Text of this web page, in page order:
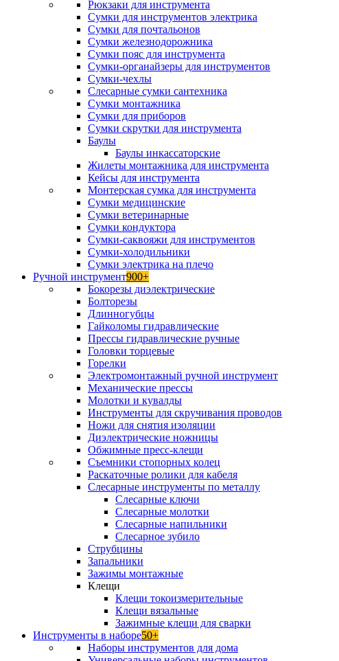
Рюкзаки для инструмента
Сумки для инструментов электрика
Сумки для почтальонов
Сумки железнодорожника
Сумки пояс для инструмента
Сумки-органайзеры для инструментов
Сумки-чехлы
Слесарные сумки сантехника
Сумки монтажника
Сумки для приборов
Сумки скрутки для инструмента
Баулы
Баулы инкассаторские
Жилеты монтажника для инструмента
Кейсы для инструмента
Монтерская сумка для инструмента
Сумки медицинские
Сумки ветеринарные
Сумки кондуктора
Сумки-саквояжи для инструментов
Сумки-холодильники
Сумки электрика на плечо
Ручной инструмент900+
Бокорезы диэлектрические
Болторезы
Длинногубцы
Гайколомы гидравлические
Прессы гидравлические ручные
Головки торцевые
Горелки
Электромонтажный ручной инструмент
Механические прессы
Молотки и кувалды
Инструменты для скручивания проводов
Ножи для снятия изоляции
Диэлектрические ножницы
Обжимные пресс-клещи
Съемники стопорных колец
Раскаточные ролики для кабеля
Слесарные инструменты по металлу
Слесарные ключи
Слесарные молотки
Слесарные напильники
Слесарное зубило
Струбцины
Запальники
Зажимы монтажные
Клещи
Клещи токоизмерительные
Клещи вязальные
Зажимные клещи для сварки
Инструменты в наборе50+
Наборы инструментов для дома